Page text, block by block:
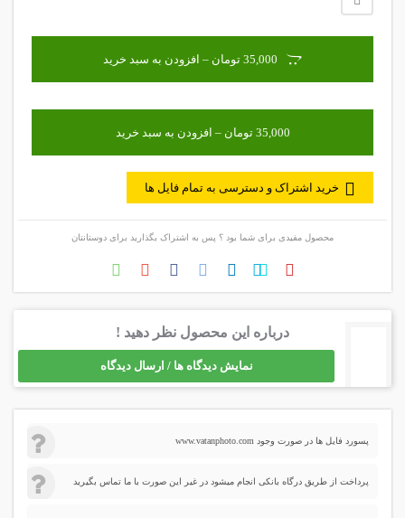
35,000 تومان – افزودن به سبد خرید
خرید اشتراک و دسترسی به تمام فایل ها
محصول مفیدی برای شما بود ؟ پس به اشتراک بگذارید برای دوستانتان
درباره این محصول نظر دهید !
نمایش دیدگاه ها / ارسال دیدگاه
پسورد فایل ها در صورت وجود www.vatanphoto.com
پرداخت از طریق درگاه بانکی انجام میشود در غیر این صورت با ما تماس بگیرید